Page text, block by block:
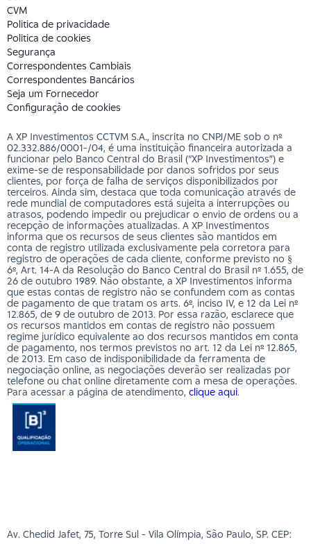
CVM
Politica de privacidade
Politica de cookies
Segurança
Correspondentes Cambiais
Correspondentes Bancários
Seja um Fornecedor
Configuração de cookies
A XP Investimentos CCTVM S.A., inscrita no CNPJ/ME sob o nº
02.332.886/0001-/­04, é uma instituição financeira autorizada a
funcionar pelo Banco Central do Brasil (“XP Investimentos”) e
exime-se de responsabilidade por danos sofridos por seus
clientes, por força de falha de serviços disponibilizados por
terceiros. Ainda sim, destaca que toda comunicação através de
rede mundial de computadores está sujeita a interrupções ou
atrasos, podendo impedir ou prejudicar o envio de ordens ou a
recepção de informações atualizadas. A XP Investimentos
informa que os recursos de seus clientes são mantidos em
conta de registro utilizada exclusivamente pela corretora para
registro de operações de cada cliente, conforme previsto no §
6º, Art. 14-A da Resolução do Banco Central do Brasil nº 1.655, de
26 de outubro 1989. Não obstante, a XP Investimentos informa
que estas contas de registro não se confundem com as contas
de pagamento de que tratam os arts. 6º, inciso IV, e 12 da Lei nº
12.865, de 9 de outubro de 2013. Por essa razão, esclarece que
os recursos mantidos em contas de registro não possuem
regime jurídico equivalente ao dos recursos mantidos em conta
de pagamento, nos termos previstos no art. 12 da Lei nº 12.865,
de 2013. Em caso de indisponibilidade da ferramenta de
negociação online, as negociações deverão ser realizadas por
telefone ou chat online diretamente com a mesa de operações.
Para acessar a página de atendimento, clique aqui.
Av. Chedid Jafet, 75, Torre Sul - Vila Olímpia, São Paulo, SP. CEP: